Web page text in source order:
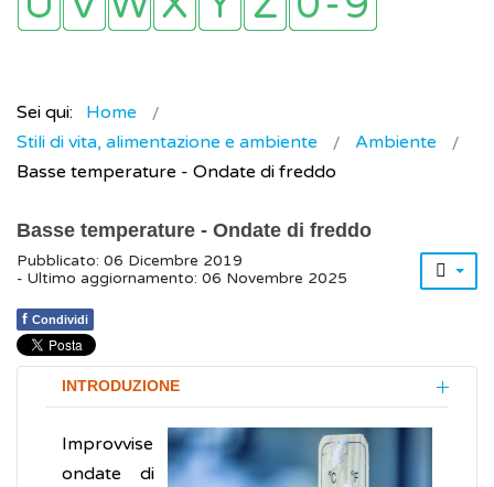
Sei qui:
Home
Stili di vita, alimentazione e ambiente
Ambiente
Basse temperature - Ondate di freddo
Basse temperature - Ondate di freddo
Pubblicato: 06 Dicembre 2019
- Ultimo aggiornamento: 06 Novembre 2025
f Condividi
INTRODUZIONE
Improvvise
ondate di